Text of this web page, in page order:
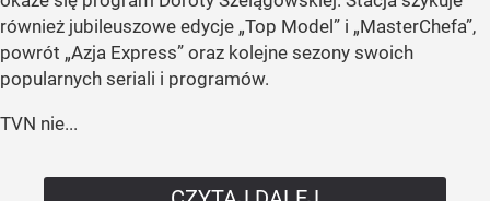
również jubileuszowe edycje „Top Model” i „MasterChefa”,
powrót „Azja Express” oraz kolejne sezony swoich
popularnych seriali i programów.
TVN nie...